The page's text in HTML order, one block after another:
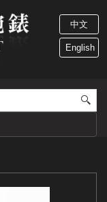
中文
English